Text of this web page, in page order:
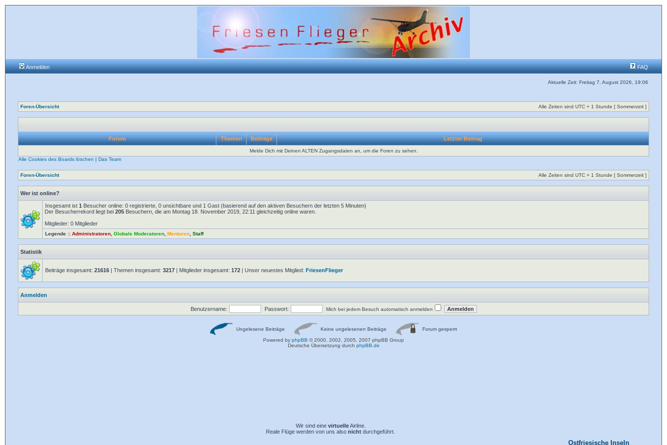
Anmelden FAQ
Aktuelle Zeit: Freitag 7. August 2026, 19:06
Foren-Übersicht Alle Zeiten sind UTC + 1 Stunde [ Sommerzeit ]
Forum Themen Beiträge Letzter Beitrag
Melde Dich mit Deinen ALTEN Zugangsdaten an, um die Foren zu sehen.
Alle Cookies des Boards löschen | Das Team
Foren-Übersicht Alle Zeiten sind UTC + 1 Stunde [ Sommerzeit ]
Wer ist online?
Insgesamt ist 1 Besucher online: 0 registrierte, 0 unsichtbare und 1 Gast (basierend auf den aktiven Besuchern der letzten 5 Minuten)
Der Besucherrekord liegt bei 205 Besuchern, die am Montag 18. November 2019, 22:11 gleichzeitig online waren.
Mitglieder: 0 Mitglieder
Legende :: Administratoren Globale Moderatoren Mentoren Staff
Statistik
Beiträge insgesamt: 21616 | Themen insgesamt: 3217 | Mitglieder insgesamt: 172 | Unser neuestes Mitglied: FriesenFlieger
Anmelden
Benutzername: Passwort: Mich bei jedem Besuch automatisch anmelden
Ungelesene Beiträge Keine ungelesenen Beiträge
Forum gesperrt
Powered by phpBB © 2000, 2002, 2005, 2007 phpBB Group
Deutsche Übersetzung durch phpBB.de
Wir sind eine virtuelleAirline.
Reale Flüge werden von uns also nicht durchgeführt.
Ostfriesische Inseln